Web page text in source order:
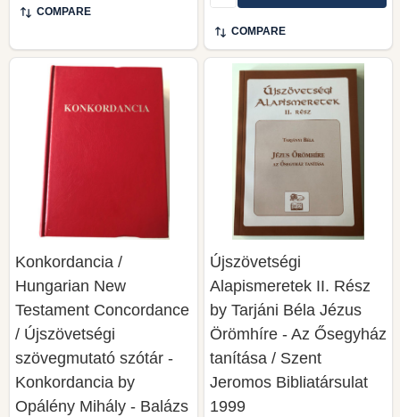
COMPARE
COMPARE
Konkordancia /
Hungarian New
Testament Concordance
/ Újszövetségi
szövegmutató szótár -
Konkordancia by
Opálény Mihály - Balázs
Újszövetségi
Alapismeretek II. Rész
by Tarjáni Béla Jézus
Örömhíre - Az Ősegyház
tanítása / Szent
Jeromos Bibliatársulat
1999